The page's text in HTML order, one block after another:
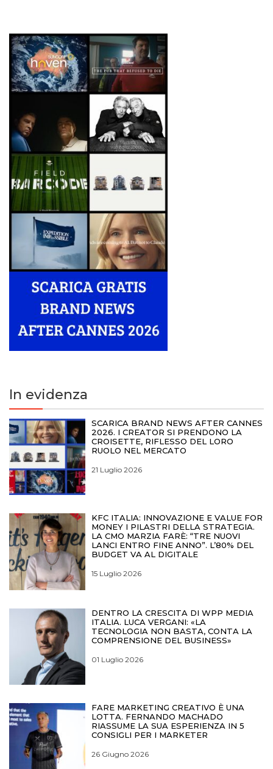
In evidenza
SCARICA BRAND NEWS AFTER CANNES
2026. I CREATOR SI PRENDONO LA
CROISETTE, RIFLESSO DEL LORO
RUOLO NEL MERCATO
21 Luglio 2026
KFC ITALIA: INNOVAZIONE E VALUE FOR
MONEY I PILASTRI DELLA STRATEGIA.
LA CMO MARZIA FARÈ: “TRE NUOVI
LANCI ENTRO FINE ANNO”. L’80% DEL
BUDGET VA AL DIGITALE
15 Luglio 2026
DENTRO LA CRESCITA DI WPP MEDIA
ITALIA. LUCA VERGANI: «LA
TECNOLOGIA NON BASTA, CONTA LA
COMPRENSIONE DEL BUSINESS»
01 Luglio 2026
FARE MARKETING CREATIVO È UNA
LOTTA. FERNANDO MACHADO
RIASSUME LA SUA ESPERIENZA IN 5
CONSIGLI PER I MARKETER
26 Giugno 2026